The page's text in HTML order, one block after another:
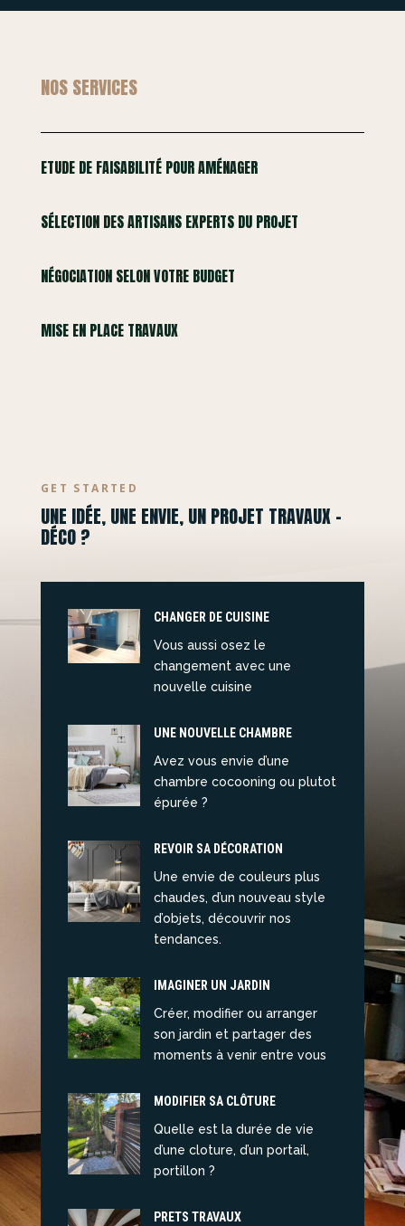
NOS SERVICES
ETUDE DE FAISABILITÉ POUR AMÉNAGER
SÉLECTION DES ARTISANS EXPERTS DU PROJET
NÉGOCIATION SELON VOTRE BUDGET
MISE EN PLACE TRAVAUX
GET STARTED
UNE IDÉE, UNE ENVIE, UN PROJET TRAVAUX –
DÉCO ?
CHANGER DE CUISINE
Vous aussi osez le
changement avec une
nouvelle cuisine
UNE NOUVELLE CHAMBRE
Avez vous envie d’une
chambre cocooning ou plutot
épurée ?
REVOIR SA DÉCORATION
Une envie de couleurs plus
chaudes, d’un nouveau style
d’objets, découvrir nos
tendances.
IMAGINER UN JARDIN
Créer, modifier ou arranger
son jardin et partager des
moments à venir entre vous
MODIFIER SA CLÔTURE
Quelle est la durée de vie
d’une cloture, d’un portail,
portillon ?
PRETS TRAVAUX